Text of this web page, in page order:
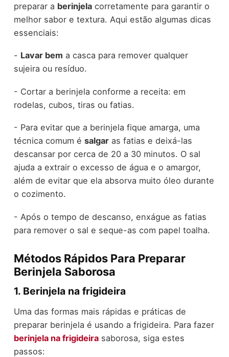
preparar a berinjelacorretamente para garantir o
melhor sabor e textura. Aqui estão algumas dicas
essenciais:
- Lavar bem a casca para remover qualquer
sujeira ou resíduo.
- Cortar a berinjela conforme a receita: em
rodelas, cubos, tiras ou fatias.
- Para evitar que a berinjela fique amarga, uma
técnica comum é salgaras fatias e deixá-las
descansar por cerca de 20 a 30 minutos. O sal
ajuda a extrair o excesso de água e o amargor,
além de evitar que ela absorva muito óleo durante
o cozimento.
- Após o tempo de descanso, enxágue as fatias
para remover o sal e seque-as com papel toalha.
Métodos Rápidos Para Preparar
Berinjela Saborosa
1. Berinjela na frigideira
Uma das formas mais rápidas e práticas de
preparar berinjela é usando a frigideira. Para fazer
berinjela na frigideirasaborosa, siga estes
passos: